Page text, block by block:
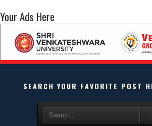
Your Ads Here
SEARCH YOUR FAVORITE POST